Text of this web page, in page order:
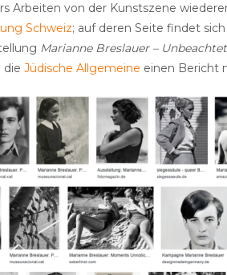
Arbeiten von der Kunstszene
Schweiz; auf deren Seite findet
Marianne Breslauer –
die Jüdische Allgemeine einen Bericht